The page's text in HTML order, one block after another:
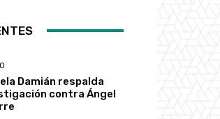
Damián respalda
contra Ángel